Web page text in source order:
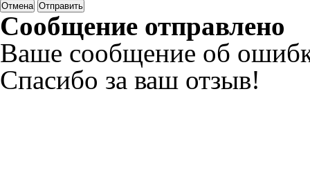
Отмена Отправить
Сообщение отправлено
Ваше сообщение об
Спасибо за ваш отзыв!